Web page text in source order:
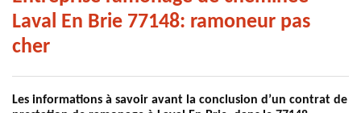
Laval En Brie 77148: ramoneur pas
cher
Les informations à savoir avant la conclusion d’un contrat de